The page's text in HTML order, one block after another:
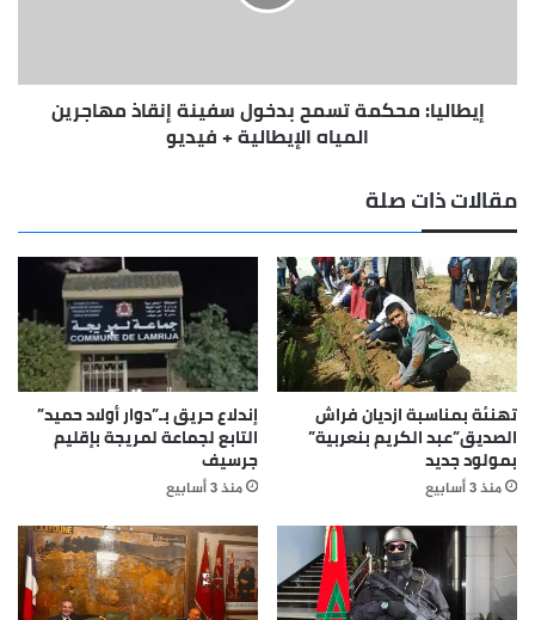
الإيطالية
فيديو
إيطاليا: محكمة تسمح بدخول سفينة إنقاذ مهاجرين
المياه الإيطالية + فيديو
مقالات ذات صلة
تهنئة بمناسبة ازديان فراش
الصديق”عبد الكريم بنعربية”
بمولود جديد
منذ 3 أسابيع
إندلاع حريق بـ”دوار أولاد حميد”
التابع لجماعة لمريجة بإقليم
جرسيف
منذ 3 أسابيع